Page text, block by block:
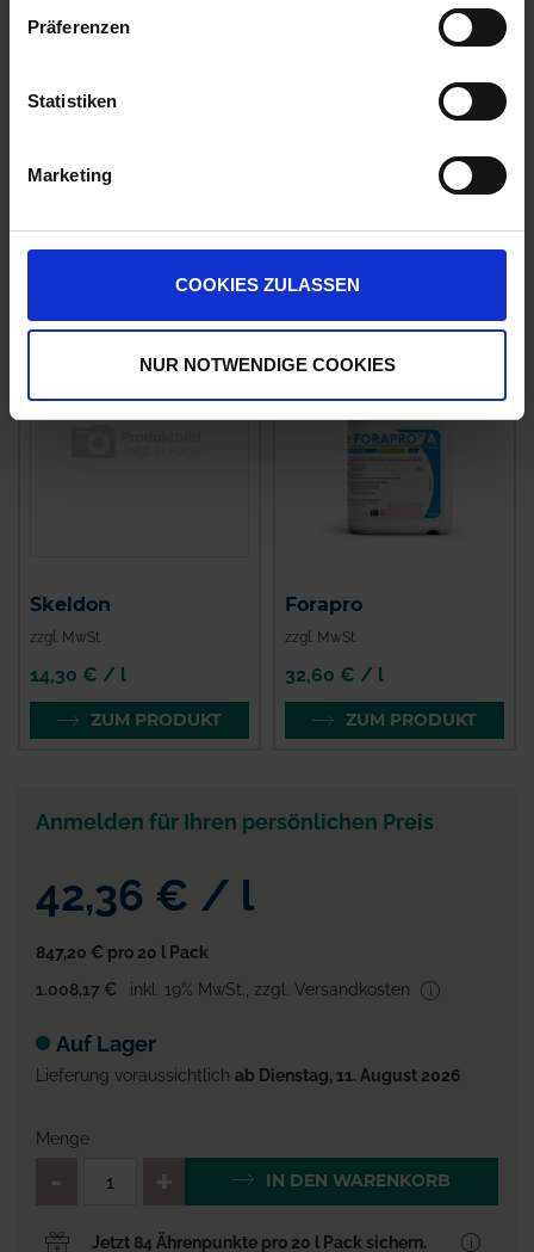
Präferenzen
Statistiken
Marketing
COOKIES ZULASSEN
NUR NOTWENDIGE COOKIES
Praktis
11,98 € / l
ZUM PRODUKT
28,36 € / l
ZUM PRODUKT
Skeldon
zzgl. MwSt.
14,30 € / l
ZUM PRODUKT
Forapro
zzgl. MwSt.
32,60 € / l
ZUM PRODUKT
Anmelden für Ihren persönlichen Preis
42,36 € / l
847,20 € pro 20 l Pack
1.008,17 €
inkl. 19% MwSt., zzgl. Versandkosten
Auf Lager
Lieferung voraussichtlich ab Dienstag, 11. August 2026
Menge
QTY_CONTROL_DECREASE
IN DEN WARENKORB
Jetzt 84 Ährenpunkte pro 20 l Pack sichern.